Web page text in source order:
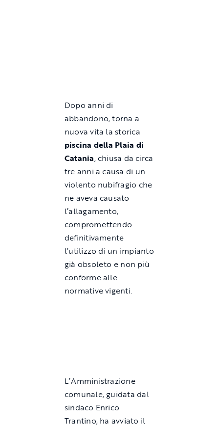
Dopo anni di
abbandono, torna a
nuova vita la storica
piscina della Plaia di
Catania, chiusa da circa
tre anni a causa di un
violento nubifragio che
ne aveva causato
l’allagamento,
compromettendo
definitivamente
l’utilizzo di un impianto
già obsoleto e non più
conforme alle
normative vigenti.
L’Amministrazione
comunale, guidata dal
sindaco Enrico
Trantino, ha avviato il